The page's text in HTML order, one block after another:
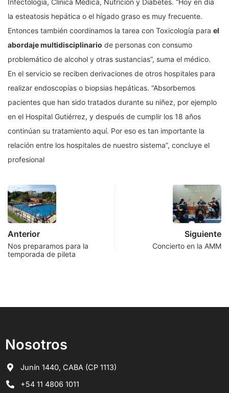
Infectología, Clínica Médica, Nutrición y Diabetes. “Hoy en día
la esteatosis hepática o el hígado graso es muy frecuente.
Entonces también coordinamos la tarea con Toxicología para el
abordaje multidisciplinario de personas con consumo
problemático de alcohol y otras sustancias”, suma el médico.
En el servicio se reciben derivaciones de otros hospitales para
realizar endoscopías o biopsias hepáticas. “Absorbemos
pacientes que han sido tratados durante su niñez, por ejemplo
en el Hospital Gutiérrez, y después de cumplir los 18 años
continúan su tratamiento aquí. Por eso es tan importante la
relación entre los hospitales de nuestro sistema”, concluye el
profesional
Anterior
Nos preparamos para la
temporada de pileta
Siguiente
Concierto en la AMM
Nosotros
Junín 1440, CABA (CP 1113)
+54 11 4806 1011